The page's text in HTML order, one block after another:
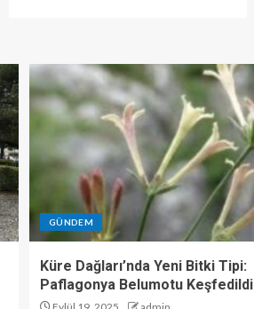
GÜNDEM
Küre Dağları’nda Yeni Bitki Tipi:
Paflagonya Belumotu Keşfedildi